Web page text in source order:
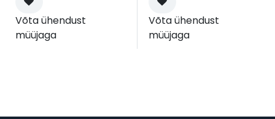
Võta ühendust
müüjaga
Võta ühendust
müüjaga